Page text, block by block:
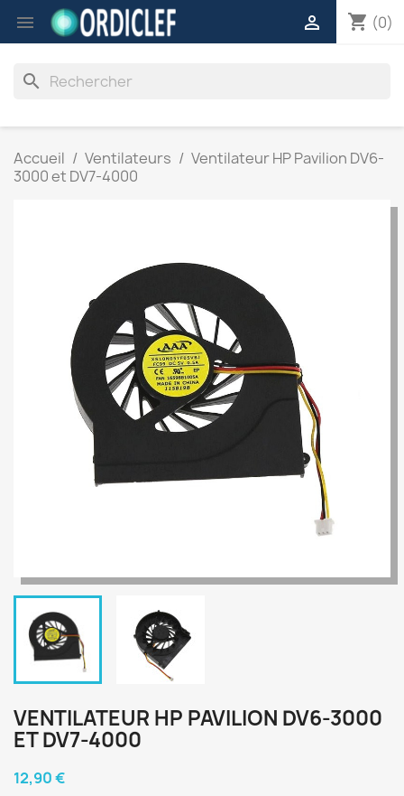
 shopping_cart (0)

search
Accueil Ventilateurs
Ventilateur HP Pavilion DV6-
3000 et DV7-4000
VENTILATEUR HP PAVILION DV6-3000
ET DV7-4000
12,90 €